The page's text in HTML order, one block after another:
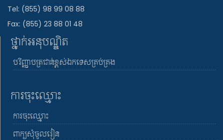
Tel: (855) 98 99 08 88
Fax: (855) 23 88 01 48
ថ្នាក់អនុបណ្ឌិត
បរិញ្ញាបត្រជាន់ខ្ពស់ឯកទេសគ្រប់គ្រង
ការចុះឈ្មោះ
ការចុះឈ្មោះ
ពាក្យសុំចូលរៀន